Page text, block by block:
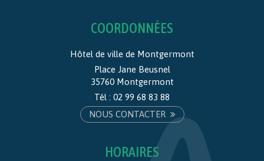
COORDONNÉES
Hôtel de ville de Montgermont
Place Jane Beusnel
35760 Montgermont
Tél : 02 99 68 83 88
NOUS CONTACTER
HORAIRES